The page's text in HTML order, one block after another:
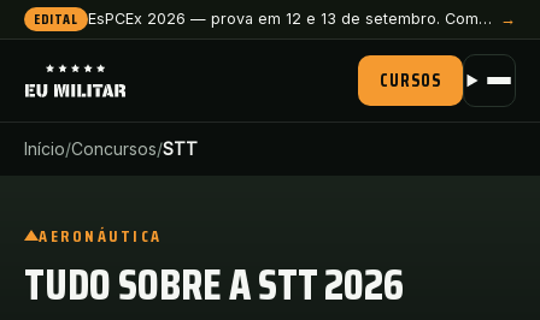
EDITAL EsPCEx 2026 — prova em 12 e 13 de setembro. Comece a preparação agora. →
CURSOS
Início/Concursos/STT
AERONÁUTICA
TUDO SOBREASTT2026